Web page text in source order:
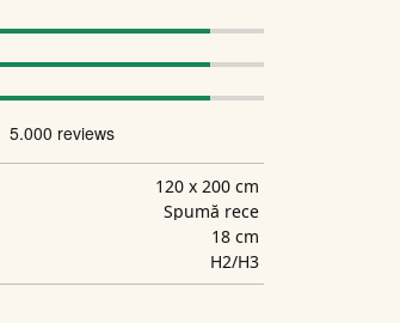
120 x 200 cm
Spumă rece
18 cm
H2/H3